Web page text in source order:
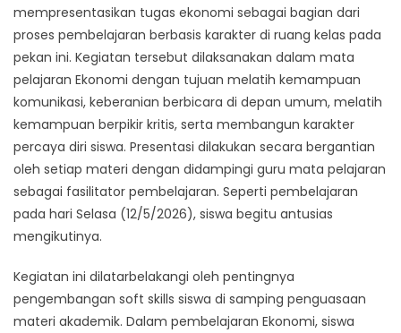
mempresentasikan tugas ekonomi sebagai bagian dari
proses pembelajaran berbasis karakter di ruang kelas pada
pekan ini. Kegiatan tersebut dilaksanakan dalam mata
pelajaran Ekonomi dengan tujuan melatih kemampuan
komunikasi, keberanian berbicara di depan umum, melatih
kemampuan berpikir kritis, serta membangun karakter
percaya diri siswa. Presentasi dilakukan secara bergantian
oleh setiap materi dengan didampingi guru mata pelajaran
sebagai fasilitator pembelajaran. Seperti pembelajaran
pada hari Selasa (12/5/2026), siswa begitu antusias
mengikutinya.
Kegiatan ini dilatarbelakangi oleh pentingnya
pengembangan soft skills siswa di samping penguasaan
materi akademik. Dalam pembelajaran Ekonomi, siswa